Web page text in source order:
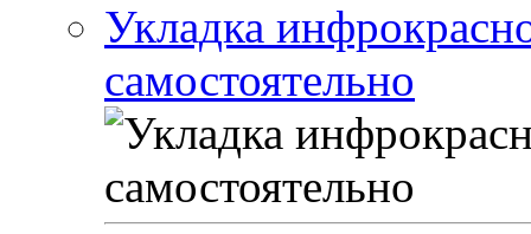
Укладка
самостоятельно